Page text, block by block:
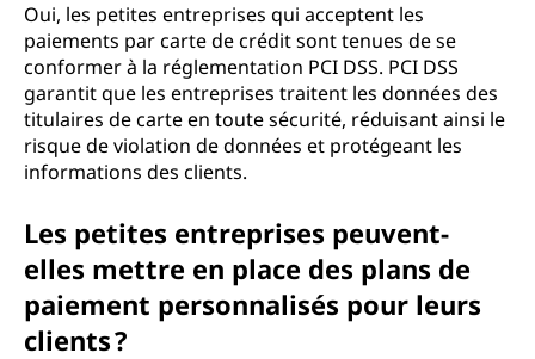
Oui, les petites entreprises qui acceptent les
paiements par carte de crédit sont tenues de se
conformer à la réglementation PCI DSS. PCI DSS
garantit que les entreprises traitent les données des
titulaires de carte en toute sécurité, réduisant ainsi le
risque de violation de données et protégeant les
informations des clients.
Les petites entreprises peuvent-
elles mettre en place des plans de
paiement personnalisés pour leurs
clients ?